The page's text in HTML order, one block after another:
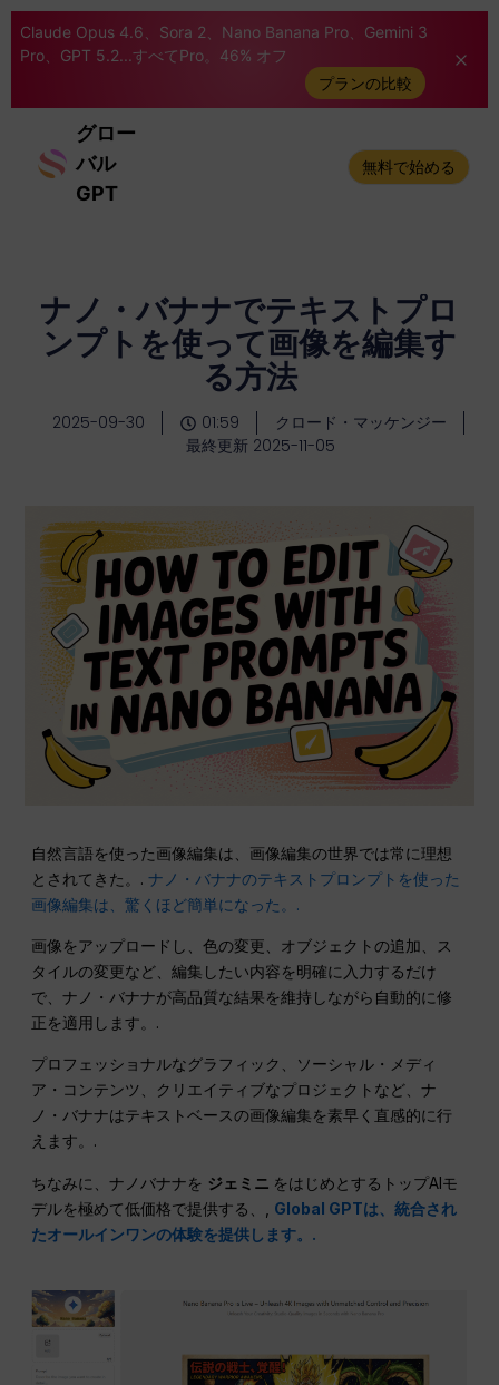
Claude Opus 4.6、Sora 2、Nano Banana Pro、Gemini 3
Pro、GPT 5.2...すべてPro。46% オフ
プランの比較
グロー
バル
GPT
無料で始める
ナノ・バナナでテキストプロ
ンプトを使って画像を編集す
る方法
2025-09-30 01:59
クロード・マッケンジー
最終更新 2025-11-05
自然言語を使った画像編集は、画像編集の世界では常に理想
とされてきた。.ナノ・バナナのテキストプロンプトを使った
画像編集は、驚くほど簡単になった。.
画像をアップロードし、色の変更、オブジェクトの追加、ス
タイルの変更など、編集したい内容を明確に入力するだけ
で、ナノ・バナナが高品質な結果を維持しながら自動的に修
正を適用します。.
プロフェッショナルなグラフィック、ソーシャル・メディ
ア・コンテンツ、クリエイティブなプロジェクトなど、ナ
ノ・バナナはテキストベースの画像編集を素早く直感的に行
えます。.
ちなみに、ナノバナナを ジェミニ をはじめとするトップAIモ
デルを極めて低価格で提供する、, Global GPTは、統合され
たオールインワンの体験を提供します。.